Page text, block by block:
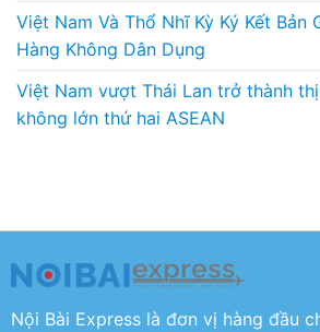
Việt Nam Và Thổ Nhĩ Kỳ Ký Kết Bản
Hàng Không Dân Dụng
Việt Nam vượt Thái Lan trở thành
không lớn thứ hai ASEAN
Nội Bài Express là đơn vị hàng đầu